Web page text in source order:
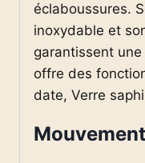
éclaboussures.
inoxydable et
garantissent
offre des
date, Verre